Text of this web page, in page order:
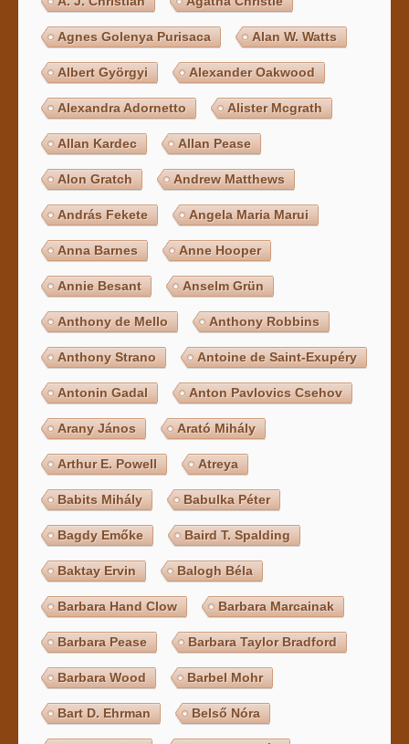
Agnes Golenya Purisaca Alan W. Watts
Albert Györgyi Alexander Oakwood
Alexandra Adornetto Alister Mcgrath
Allan Kardec Allan Pease
Alon Gratch Andrew Matthews
András Fekete Angela Maria Marui
Anna Barnes Anne Hooper
Annie Besant Anselm Grün
Anthony de Mello Anthony Robbins
Anthony Strano Antoine de Saint-Exupéry
Antonin Gadal Anton Pavlovics Csehov
Arany János Arató Mihály
Arthur E. Powell Atreya
Babits Mihály Babulka Péter
Bagdy Emőke Baird T. Spalding
Baktay Ervin Balogh Béla
Barbara Hand Clow Barbara Marcainak
Barbara Pease Barbara Taylor Bradford
Barbara Wood Barbel Mohr
Bart D. Ehrman Belső Nóra